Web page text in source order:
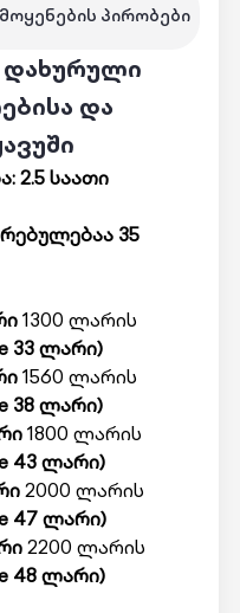
პირობები
დახურული
და
2.5 საათი
35
1300 ლარის
33 ლარი)
1560 ლარის
38 ლარი)
1800 ლარის
43 ლარი)
2000 ლარის
47 ლარი)
2200 ლარის
48 ლარი)